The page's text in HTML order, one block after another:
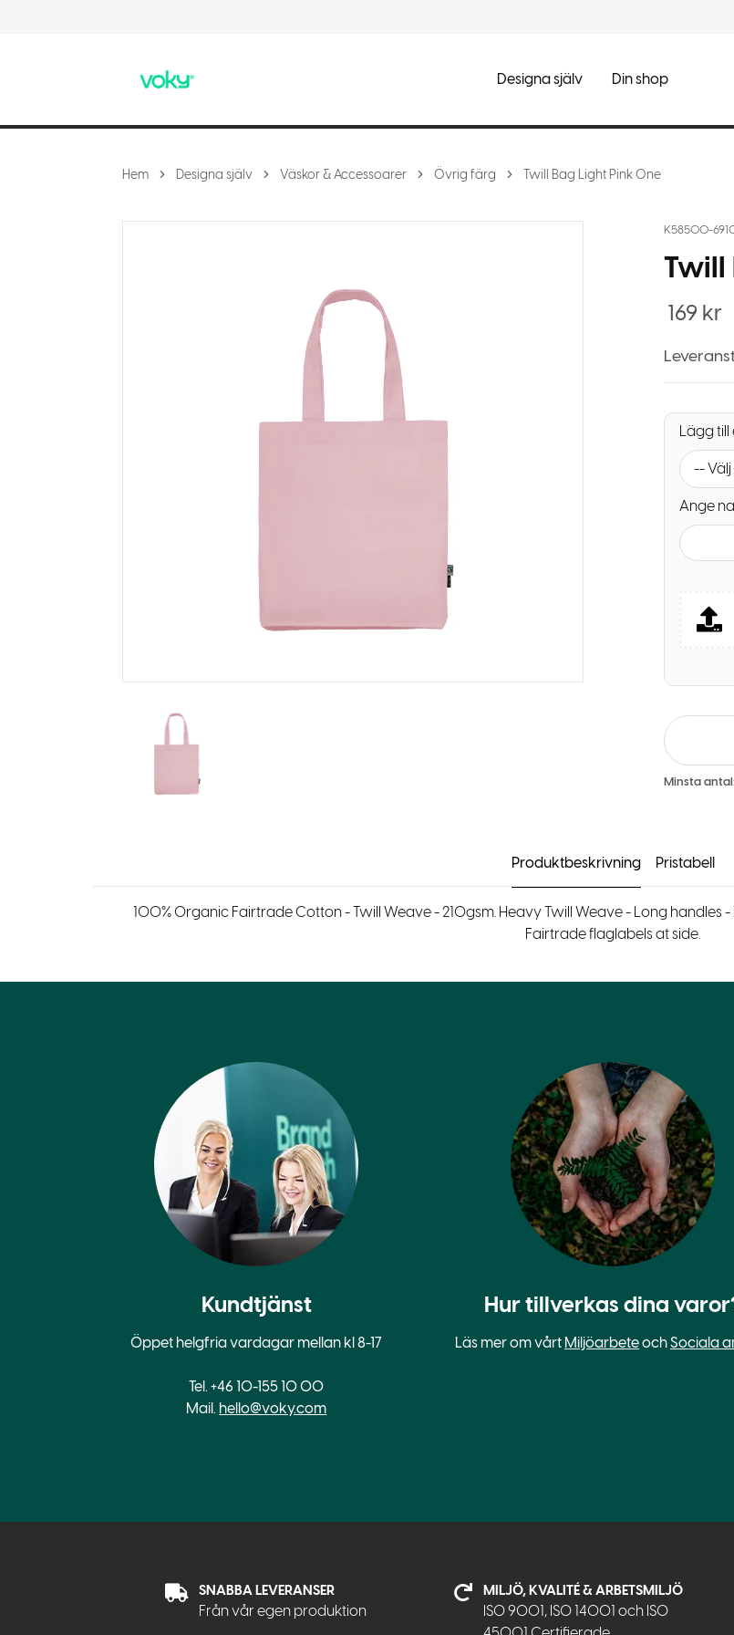
Designa själv Din shop
Hem Designa själv Väskor & Accessoarer Övrig färg Twill Bag Light Pink One
K58500-
Twill
169 kr
Lägg
--
Ange
Minsta
Produktbeskrivning Pristabell
100% Organic Fairtrade Cotton - Twill Weave - 210gsm. Heavy Twill Weave - Long handles
Fairtrade flaglabels at side.
Kundtjänst
Öppet helgfria vardagar mellan kl 8-17
Tel. +46 10-155 10 00
Mail. hello@voky.com
Hur tillverkas dina
Läs mer om vårt MiljöarbeteochSociala
SNABBA LEVERANSER
Från vår egen produktion
MILJÖ, KVALITÉ & ARBETSMILJÖ
ISO 9001, ISO 14001 och ISO